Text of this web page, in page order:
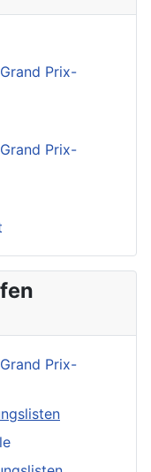
Prix-
Prix-
Prix-